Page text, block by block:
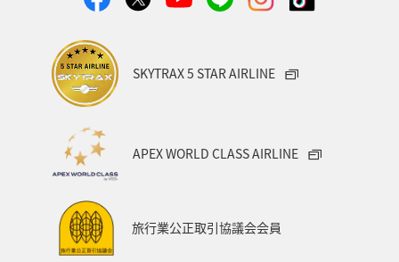
湖 福岡県 青森県 石川県
鹿児島県
SKYTRAX 5 STAR AIRLINE
APEX WORLD CLASS AIRLINE
旅行業公正取引協議会会員